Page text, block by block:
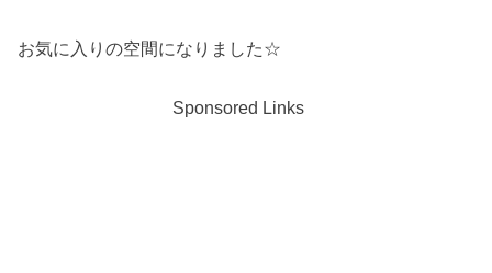
お気に入りの空間になりました☆
Sponsored Links